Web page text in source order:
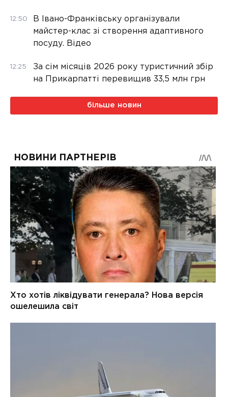
12:50
В Івано-Франківську організували
майстер-клас зі створення адаптивного
посуду. Відео
12:25
За сім місяців 2026 року туристичний збір
на Прикарпатті перевищив 33,5 млн грн
більше новин